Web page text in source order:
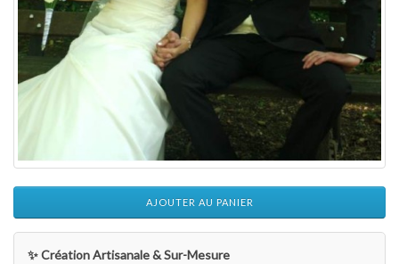
AJOUTER AU PANIER
✨ Création Artisanale & Sur-Mesure